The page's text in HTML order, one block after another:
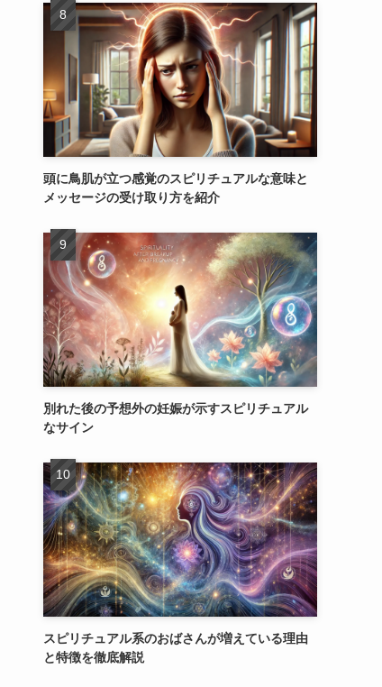
頭に鳥肌が立つ感覚のスピリチュアルな意味と
メッセージの受け取り方を紹介
別れた後の予想外の妊娠が示すスピリチュアル
なサイン
スピリチュアル系のおばさんが増えている理由
と特徴を徹底解説